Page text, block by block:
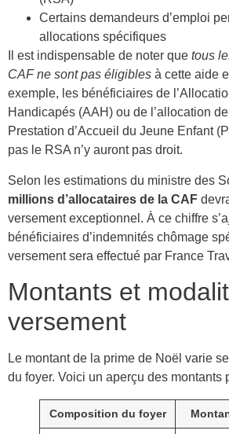
Certains demandeurs d’emploi
allocations spécifiques
Il est indispensable de noter que tous
CAF ne sont pas éligibles à cette aide
exemple, les bénéficiaires de
Handicapés (AAH) ou de l’allocation
Prestation d’Accueil du Jeune Enfant
pas le RSA n’y auront pas droit.
Selon les estimations du ministre des
millions d’allocataires de la CAF
versement exceptionnel. À ce chiffre
bénéficiaires d’indemnités chômage
versement sera effectué par France
Montants et
versement
Le montant de la prime de Noël varie
du foyer. Voici un aperçu des montants
Composition du foyer